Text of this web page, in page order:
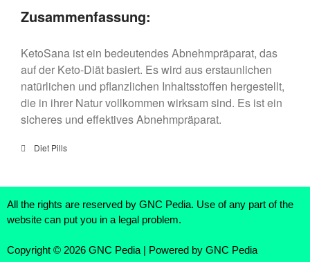
Zusammenfassung:
KetoSana ist ein bedeutendes Abnehmpräparat, das
auf der Keto-Diät basiert. Es wird aus erstaunlichen
natürlichen und pflanzlichen Inhaltsstoffen hergestellt,
die in ihrer Natur vollkommen wirksam sind. Es ist ein
sicheres und effektives Abnehmpräparat.
Diet Pills
All the rights are reserved by GNC Pedia. Use of any part of the
website can put you in a legal problem.
Copyright © 2026 GNC Pedia | Powered by GNC Pedia